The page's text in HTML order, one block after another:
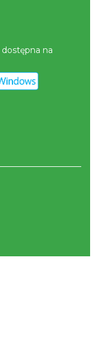
dostępna na